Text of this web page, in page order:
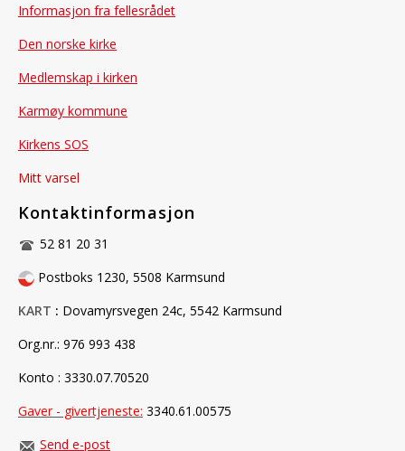
Informasjon fra fellesrådet
Den norske kirke
Medlemskap i kirken
Karmøy kommune
Kirkens SOS
Mitt varsel
Kontaktinformasjon
52 81 20 31
Postboks 1230, 5508 Karmsund
KART : Dovamyrsvegen 24c, 5542 Karmsund
Org.nr.: 976 993 438
Konto : 3330.07.70520
Gaver - givertjeneste: 3340.61.00575
Send e-post